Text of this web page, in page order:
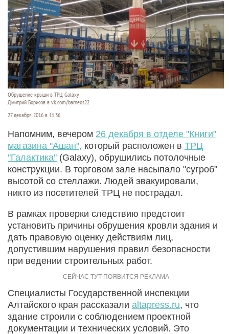
Обрушение крыши в ТРЦ Galaxy
Дмитрий Борисов в vk.com/barneos22
27 декабря 2016 в 11:36
Напомним, вечером 26 декабря в отделе "Книги"
магазина "Ашан", который расположен в ТРЦ
"Галактика" (Galaxy), обрушились потолочные
конструкции. В торговом зале насыпало "сугроб"
высотой со стеллажи. Людей эвакуировали,
никто из посетителей ТРЦ не пострадал.
В рамках проверки следствию предстоит
установить причины обрушения кровли здания и
дать правовую оценку действиям лиц,
допустившим нарушения правил безопасности
при ведении строительных работ.
Специалисты Государственной инспекции
Алтайского края рассказали altapress.ru, что
здание строили с соблюдением проектной
документации и технических условий. Это